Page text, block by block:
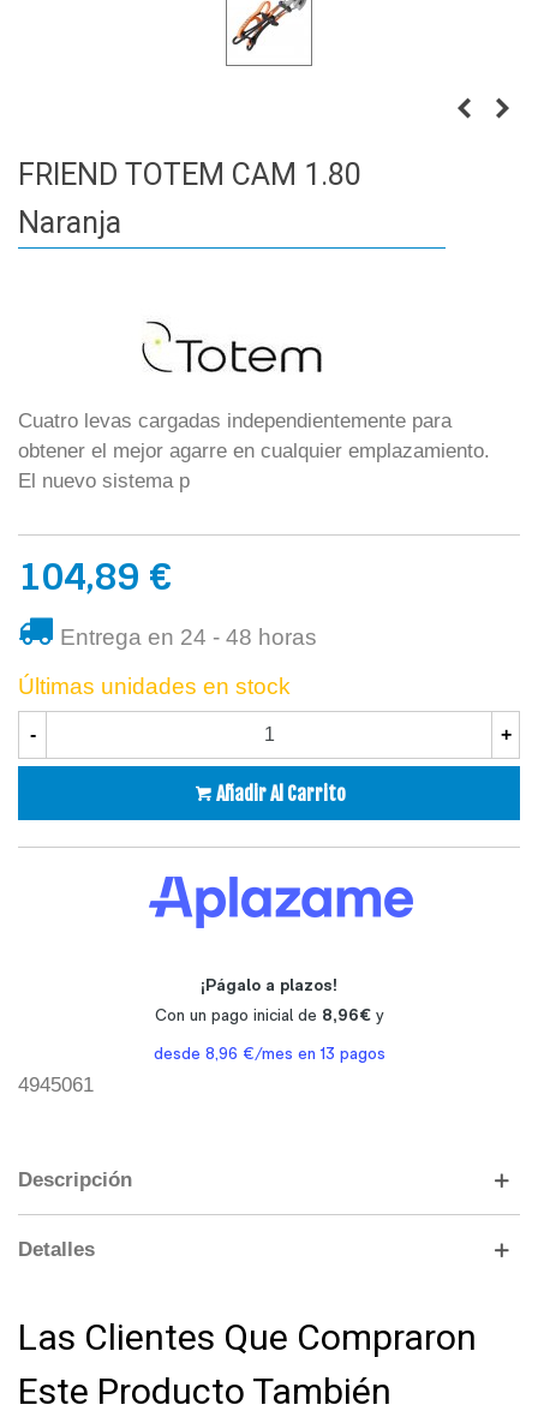
FRIEND TOTEM CAM 1.80
Naranja
Cuatro levas cargadas independientemente para
obtener el mejor agarre en cualquier emplazamiento.
El nuevo sistema p
104,89 €
Entrega en 24 - 48 horas
Últimas unidades en stock
- +
Añadir Al Carrito
4945061
Descripción
Detalles
Las Clientes Que Compraron
Este Producto También